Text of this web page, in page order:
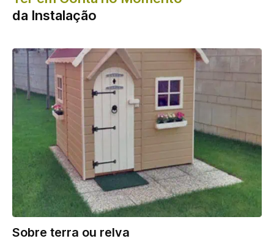
da Instalação
Sobre terra ou relva